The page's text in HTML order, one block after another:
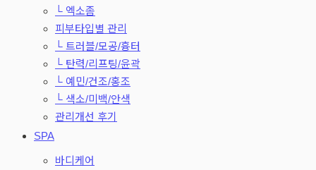
└ 엑소좀
피부타입별 관리
└ 트러블/모공/흉터
└ 탄력/리프팅/윤곽
└ 예민/건조/홍조
└ 색소/미백/안색
관리개선 후기
SPA
바디케어